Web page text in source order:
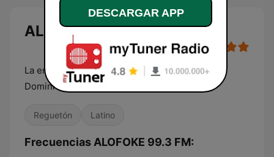
ALOFOKE 99.3 FM
La emisora tropical número 1 en la República
Dominicana
Reguetón Latino
Frecuencias ALOFOKE 99.3 FM:
DESCARGAR APP